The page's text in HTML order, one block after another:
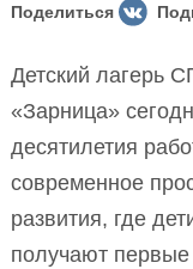
Поделиться
Детский лагерь
«Зарница»
десятилетия
современное
развития, где
получают